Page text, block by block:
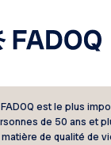
et 65 % des
cellulaire sont
un
qui nous
en péril votre
est le plus
de 50 ans et
de qualité de